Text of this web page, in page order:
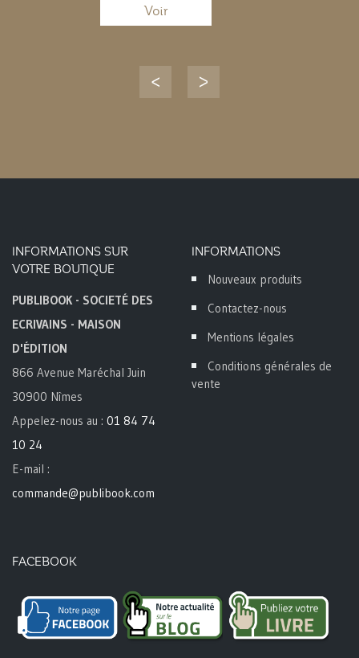
Voir
INFORMATIONS SUR
VOTRE BOUTIQUE
PUBLIBOOK - SOCIETÉ DES
ECRIVAINS - MAISON
D'ÉDITION
866 Avenue Maréchal Juin
30900 Nîmes
Appelez-nous au : 01 84 74
10 24
E-mail :
commande@publibook.com
INFORMATIONS
Nouveaux produits
Contactez-nous
Mentions légales
Conditions générales de
vente
FACEBOOK